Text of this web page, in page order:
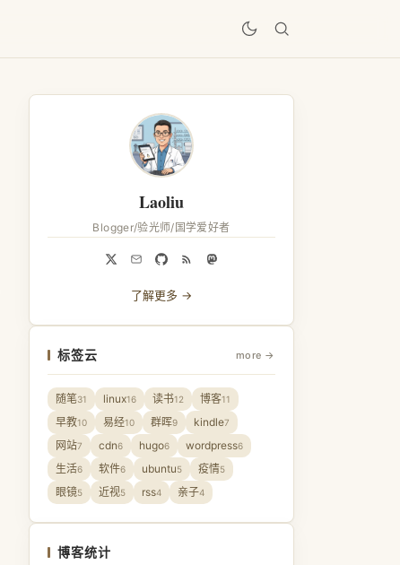
Laoliu
Blogger/验光师/国学爱好者
了解更多 →
标签云 more →
随笔31 linux16 读书12 博客11
早教10 易经10 群晖9 kindle7
网站7 cdn6 hugo6 wordpress6
生活6 软件6 ubuntu5 疫情5
眼镜5 近视5 rss4 亲子4
博客统计